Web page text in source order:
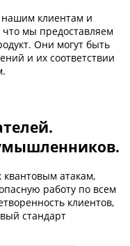
клиентам и
мы предоставляем
Они могут быть
и их соответствии
атакам,
работу по всем
клиентов,
стандарт